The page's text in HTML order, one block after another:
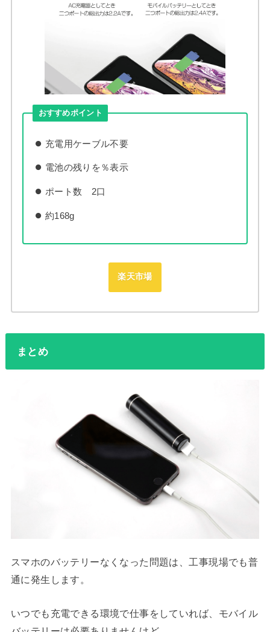
おすすめポイント
充電用ケーブル不要
電池の残りを％表示
ポート数 2口
約168g
楽天市場
まとめ
スマホのバッテリーなくなった問題は、工事現場でも普
通に発生します。
いつでも充電できる環境で仕事をしていれば、モバイル